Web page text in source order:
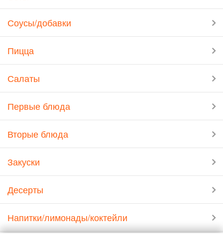
Соусы/добавки
Пицца
Салаты
Первые блюда
Вторые блюда
Закуски
Десерты
Напитки/лимонады/коктейли